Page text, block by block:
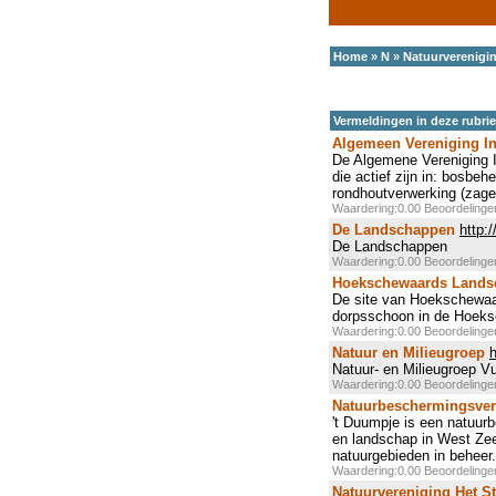
Home » N »
Vermeldingen in deze
Algemeen Vereniging
De Algemene
die actief zijn in:
rondhoutverwerking
Waardering:0.00
De Landschappen
De Landschappen
Waardering:0.00
Hoekschewaards
De site van
dorpsschoon in de
Waardering:0.00
Natuur en Milieugroep
Natuur- en Milieugroep
Waardering:0.00
't Duumpje is een
en landschap in West
natuurgebieden in beheer.
Waardering:0.00
Natuurvereniging Het